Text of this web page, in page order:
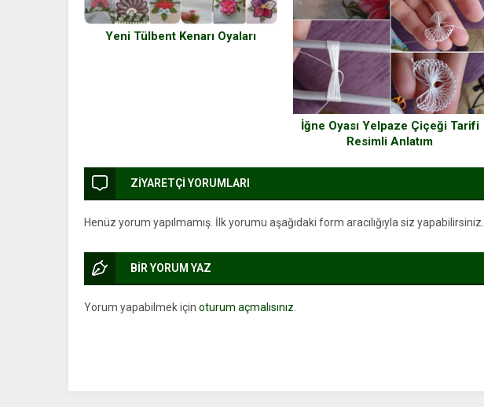
Yeni Tülbent Kenarı Oyaları
İğne Oyası Yelpaze Çiçeği Tarifi
Resimli Anlatım
ZİYARETÇİ YORUMLARI
Henüz yorum yapılmamış. İlk yorumu aşağıdaki form aracılığıyla siz yapabilirsiniz.
BİR YORUM YAZ
Yorum yapabilmek için oturum açmalısınız.